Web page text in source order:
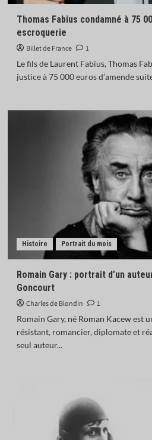
Thomas Fabius condamné à 75
escroquerie
Billet de France
1
Le fils de Laurent Fabius, Thomas
justice à 75 000 euros d’amende
Histoire Portrait du mois
Romain Gary : portrait d’un
Goncourt
Charles de Blondin
1
Romain Gary, né Roman Kacew est
résistant, romancier, diplomate et
seul auteur...